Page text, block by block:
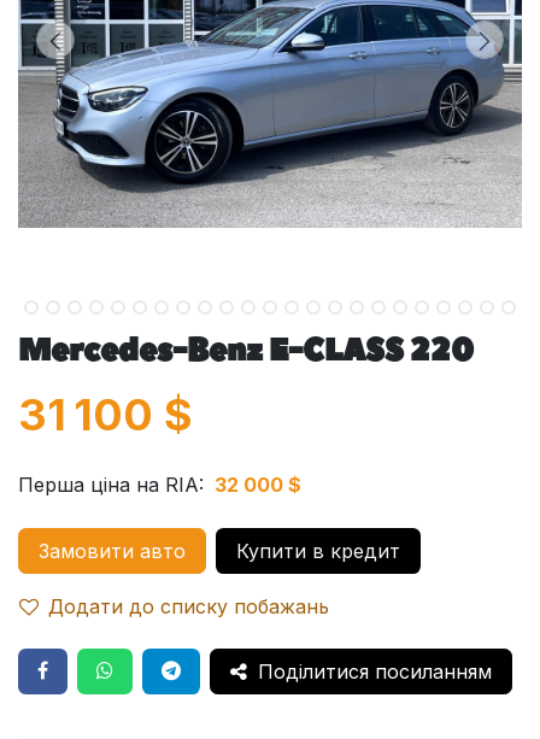
Mercedes-Benz E-CLASS 220
31 100 $
Перша ціна на RIA: 32 000 $
Замовити авто Купити в кредит
Додати до списку побажань
Поділитися посиланням